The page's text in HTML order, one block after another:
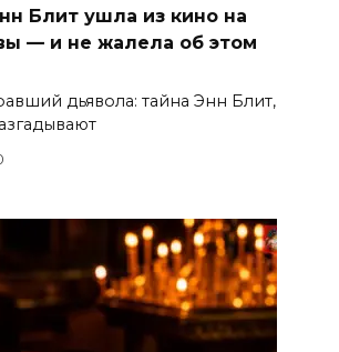
Блит ушла из кино на
— и не жалела об этом
дьявола: тайна Энн Блит,